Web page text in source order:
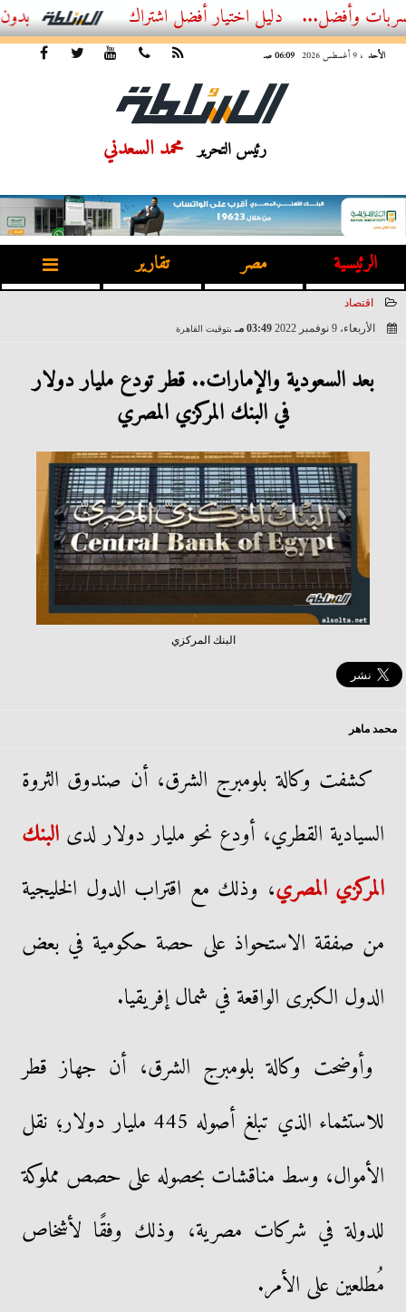
أفضل اشتراك IPTV بدون تقطيع 2026 – دليل المشاهد العصري
الأحد ، 9 أغسطس 2026 06:09 صـ
رئيس التحرير محمد السعدني
الرئيسية مصر تقارير
اقتصاد
الأربعاء، 9 نوفمبر 2022
03:49 مـ بتوقيت القاهرة
بعد السعودية والإمارات.. قطر تودع مليار دولار
في البنك المركزي المصري
البنك المركزي
محمد ماهر
كشفت وكالة بلومبرج الشرق، أن صندوق الثروة
السيادية القطري، أودع نحو مليار دولار لدى البنك
المركزي المصري، وذلك مع اقتراب الدول الخليجية
من صفقة الاستحواذ على حصة حكومية في بعض
الدول الكبرى الواقعة في شمال إفريقيا.
وأوضحت وكالة بلومبرج الشرق، أن جهاز قطر
للاستثماء الذي تبلغ أصوله 445 مليار دولار؛ نقل
الأموال، وسط مناقشات بحصوله على حصص مملوكة
للدولة في شركات مصرية، وذلك وفقًا لأشخاص
مُطلعين على الأمر.